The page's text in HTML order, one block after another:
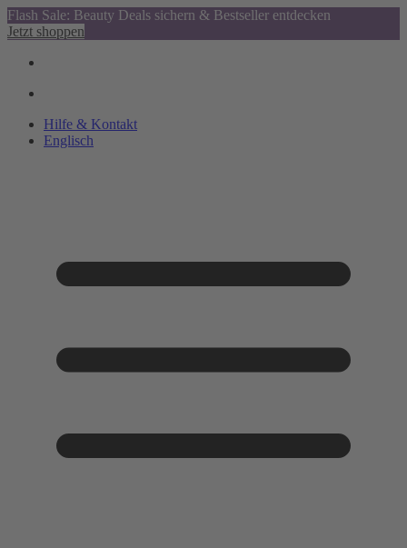
Flash Sale: Beauty Deals sichern & Bestseller entdecken
Jetzt shoppen
Hilfe & Kontakt
Englisch